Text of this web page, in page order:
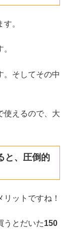
。
。そしてその中
使えるので、大
と、圧倒的
リットですね！
うとだいた150